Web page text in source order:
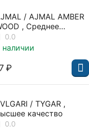
/ AJMAL AMBER
, Среднее
0.0
наличии
₽
/ TYGAR ,
качество
0.0